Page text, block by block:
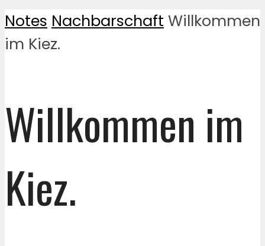
Notes Nachbarschaft Willkommen
im Kiez.
Willkommen im
Kiez.